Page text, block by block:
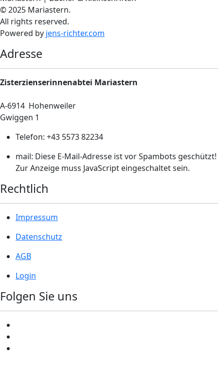
© 2025 Mariastern.
All rights reserved.
Powered by jens-richter.com
Adresse
Zisterzienserinnenabtei Mariastern
A-6914 Hohenweiler
Gwiggen 1
Telefon: +43 5573 82234
mail: Diese E-Mail-Adresse ist vor Spambots geschützt!
Zur Anzeige muss JavaScript eingeschaltet sein.
Rechtlich
Impressum
Datenschutz
AGB
Login
Folgen Sie uns